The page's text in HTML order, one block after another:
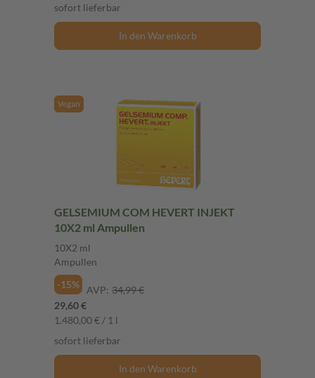
sofort lieferbar
In den Warenkorb
Vegan
GELSEMIUM COM HEVERT INJEKT
10X2 ml Ampullen
10X2 ml
Ampullen
-15%
AVP: 34,99 €
29,60 €
1.480,00 € / 1 l
sofort lieferbar
In den Warenkorb